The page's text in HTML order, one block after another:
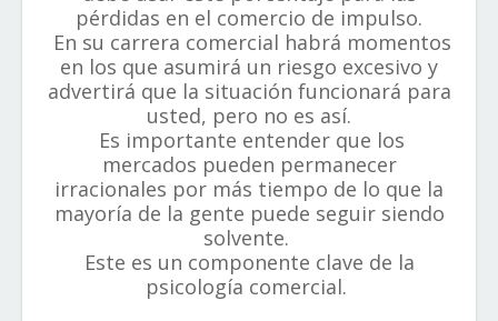
pérdidas en el comercio de impulso.
En su carrera comercial habrá momentos
en los que asumirá un riesgo excesivo y
advertirá que la situación funcionará para
usted, pero no es así.
Es importante entender que los
mercados pueden permanecer
irracionales por más tiempo de lo que la
mayoría de la gente puede seguir siendo
solvente.
Este es un componente clave de la
psicología comercial.